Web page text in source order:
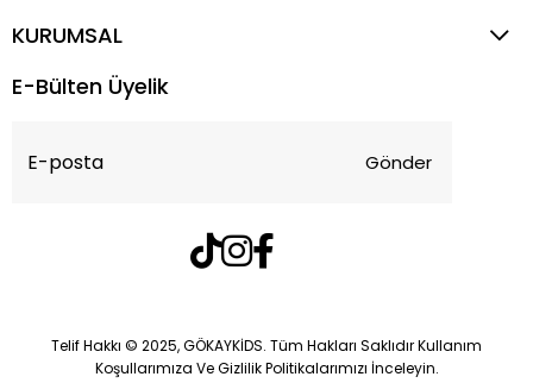
KURUMSAL
E-Bülten Üyelik
Gönder
Telif Hakkı © 2025, GÖKAYKİDS. Tüm Hakları Saklıdır Kullanım
Koşullarımıza Ve Gizlilik Politikalarımızı İnceleyin.